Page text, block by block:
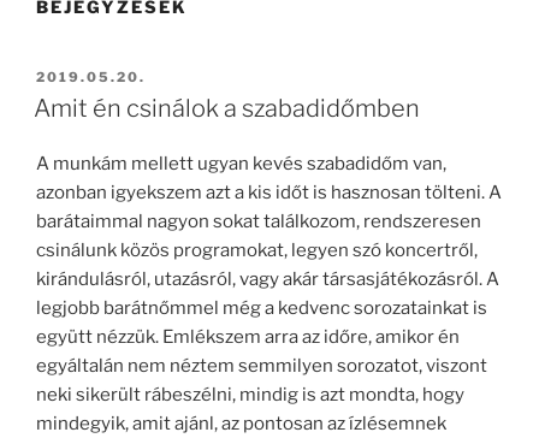
BEJEGYZÉSEK
BEKÜLDVE:
2019.05.20.
Amit én csinálok a szabadidőmben
A munkám mellett ugyan kevés szabadidőm van,
azonban igyekszem azt a kis időt is hasznosan tölteni. A
barátaimmal nagyon sokat találkozom, rendszeresen
csinálunk közös programokat, legyen szó koncertről,
kirándulásról, utazásról, vagy akár társasjátékozásról. A
legjobb barátnőmmel még a kedvenc sorozatainkat is
együtt nézzük. Emlékszem arra az időre, amikor én
egyáltalán nem néztem semmilyen sorozatot, viszont
neki sikerült rábeszélni, mindig is azt mondta, hogy
mindegyik, amit ajánl, az pontosan az ízlésemnek